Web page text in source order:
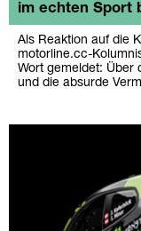
im echten Sport
Als Reaktion auf die
motorline.cc-
Wort gemeldet: Über
und die absurde